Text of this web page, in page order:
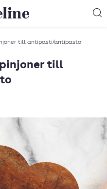
startsida
till antipasti/antipasto
till